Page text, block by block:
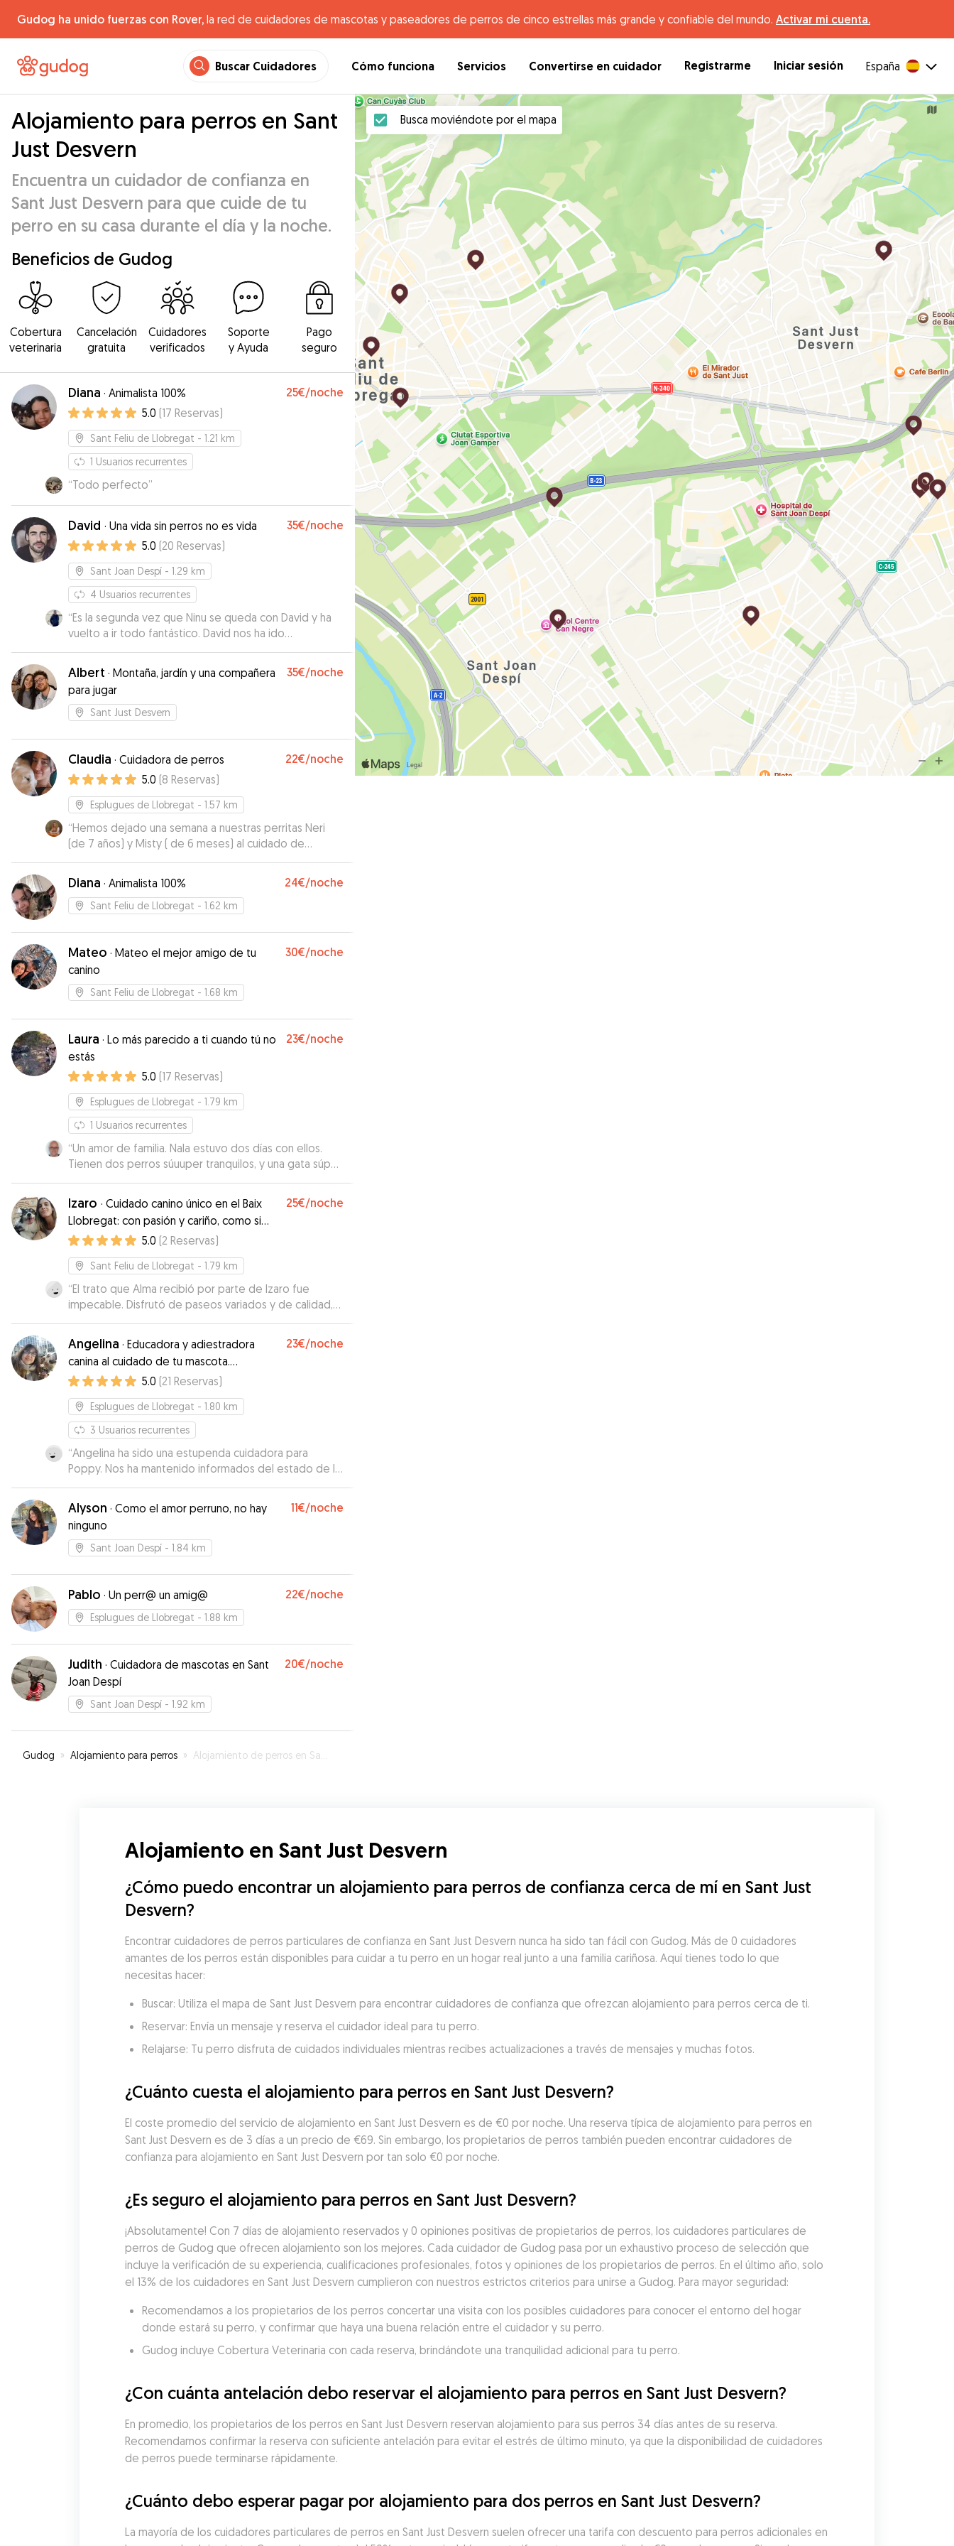
Gudog ha unido fuerzas con Rover, la red de cuidadores de mascotas y paseadores de perros de cinco estrellas más grande y confiable del mundo. Activar mi cuenta.
Buscar Cuidadores Cómo funciona Servicios Convertirse en cuidador Registrarme Iniciar sesión España
Alojamiento para perros en Sant
Just Desvern
Encuentra un cuidador de confianza en
Sant Just Desvern para que cuide de tu
perro en su casa durante el día y la noche.
Beneficios de Gudog
Cobertura
veterinaria
Cancelación
gratuita
Cuidadores
verificados
Soporte
y Ayuda
Pago
seguro
Diana · Animalista 100% 25€/noche
5.0 (17 Reservas)
Sant Feliu de Llobregat - 1.21 km
1 Usuarios recurrentes
“Todo perfecto”
David · Una vida sin perros no es vida 35€/noche
5.0 (20 Reservas)
Sant Joan Despí - 1.29 km
4 Usuarios recurrentes
“Es la segunda vez que Ninu se queda con David y ha
vuelto a ir todo fantástico. David nos ha ido
informando regularmente de cómo se encontraba
Ninu y se nota que ha estado fenomenal. Sin lugar a
dudas repetiremos con David 😊”
Albert · Montaña, jardín y una compañera
para jugar
35€/noche
Sant Just Desvern
Claudia · Cuidadora de perros 22€/noche
5.0 (8 Reservas)
Esplugues de Llobregat - 1.57 km
“Hemos dejado una semana a nuestras perritas Neri
(de 7 años) y Misty ( de 6 meses) al cuidado de
Claudia. No podríamos haber elegido mejor. Estoy muy
contenta de cómo las ha cuidado. Cada día nos
escribía . Mandando vídeos, fotos. Explicando que
habían hecho. Tanto a Claudia como a su pareja Alvaro
muy tranquilos al saber que estaban tan bien y
dándoles tanto cariño. Las perritas han estado genial.
Repetiremos seguro. Muchas gracias Claudia!
Diana · Animalista 100% 24€/noche
Sant Feliu de Llobregat - 1.62 km
Mateo · Mateo el mejor amigo de tu
canino
30€/noche
Sant Feliu de Llobregat - 1.68 km
Laura · Lo más parecido a ti cuando tú no
estás
23€/noche
5.0 (17 Reservas)
Esplugues de Llobregat - 1.79 km
1 Usuarios recurrentes
“Un amor de familia. Nala estuvo dos días con ellos.
Tienen dos perros súuuper tranquilos, y una gata súper
dócil y tranquila con Nala”
Izaro · Cuidado canino único en el Baix
Llobregat: con pasión y cariño, como si
fueran parte de mi familia."
25€/noche
5.0 (2 Reservas)
Sant Feliu de Llobregat - 1.79 km
“El trato que Alma recibió por parte de Izaro fue
impecable. Disfrutó de paseos variados y de calidad,
justo lo que necesita y agradece. Izaro se mantuvo en
contacto conmigo de forma constante, compartiendo
fotos y vídeos que mostraban cómo estaba yendo.
Además, el hecho de que Alma pudiera compartir
tiempo con su perrita Vinyet fue un plus valioso,
convivir con otra perrita equilibrada y amigable hizo su
estancia aún más enriquecedora. Sin duda, fue un gran
acierto dejar a Alma bajo su cuidado. ✨✨✨
Angelina · Educadora y adiestradora
canina al cuidado de tu mascota.
Barcelona y alrededores.
23€/noche
5.0 (21 Reservas)
Esplugues de Llobregat - 1.80 km
3 Usuarios recurrentes
“Angelina ha sido una estupenda cuidadora para
Poppy. Nos ha mantenido informados del estado de la
perrita, ha sido muy puntual tanto en la entrega como
en la recogida, y ha estado siempre disponible para
cualquier pregunta o duda que tuviéramos.
Alyson · Como el amor perruno, no hay
ninguno
11€/noche
Sant Joan Despí - 1.84 km
Pablo · Un perr@ un amig@ 22€/noche
Esplugues de Llobregat - 1.88 km
Judith · Cuidadora de mascotas en Sant
Joan Despí
20€/noche
Sant Joan Despí - 1.92 km
Gudog » Alojamiento para perros » Alojamiento de perros en Sant Just Desvern
Busca moviéndote por el mapa
Alojamiento en Sant Just Desvern
¿Cómo puedo encontrar un alojamiento para perros de confianza cerca de mí en Sant Just
Desvern?
Encontrar cuidadores de perros particulares de confianza en Sant Just Desvern nunca ha sido tan fácil con Gudog. Más de 0 cuidadores
amantes de los perros están disponibles para cuidar a tu perro en un hogar real junto a una familia cariñosa. Aquí tienes todo lo que
necesitas hacer:
Buscar: Utiliza el mapa de Sant Just Desvern para encontrar cuidadores de confianza que ofrezcan alojamiento para perros cerca de ti.
Reservar: Envía un mensaje y reserva el cuidador ideal para tu perro.
Relajarse: Tu perro disfruta de cuidados individuales mientras recibes actualizaciones a través de mensajes y muchas fotos.
¿Cuánto cuesta el alojamiento para perros en Sant Just Desvern?
El coste promedio del servicio de alojamiento en Sant Just Desvern es de €0 por noche. Una reserva típica de alojamiento para perros en
Sant Just Desvern es de 3 días a un precio de €69. Sin embargo, los propietarios de perros también pueden encontrar cuidadores de
confianza para alojamiento en Sant Just Desvern por tan solo €0 por noche.
¿Es seguro el alojamiento para perros en Sant Just Desvern?
¡Absolutamente! Con 7 días de alojamiento reservados y 0 opiniones positivas de propietarios de perros, los cuidadores particulares de
perros de Gudog que ofrecen alojamiento son los mejores. Cada cuidador de Gudog pasa por un exhaustivo proceso de selección que
incluye la verificación de su experiencia, cualificaciones profesionales, fotos y opiniones de los propietarios de perros. En el último año, solo
el 13% de los cuidadores en Sant Just Desvern cumplieron con nuestros estrictos criterios para unirse a Gudog. Para mayor seguridad:
Recomendamos a los propietarios de los perros concertar una visita con los posibles cuidadores para conocer el entorno del hogar
donde estará su perro, y confirmar que haya una buena relación entre el cuidador y su perro.
Gudog incluye Cobertura Veterinaria con cada reserva, brindándote una tranquilidad adicional para tu perro.
¿Con cuánta antelación debo reservar el alojamiento para perros en Sant Just Desvern?
En promedio, los propietarios de los perros en Sant Just Desvern reservan alojamiento para sus perros 34 días antes de su reserva.
Recomendamos confirmar la reserva con suficiente antelación para evitar el estrés de último minuto, ya que la disponibilidad de cuidadores
de perros puede terminarse rápidamente.
¿Cuánto debo esperar pagar por alojamiento para dos perros en Sant Just Desvern?
La mayoría de los cuidadores particulares de perros en Sant Just Desvern suelen ofrecer una tarifa con descuento para perros adicionales en